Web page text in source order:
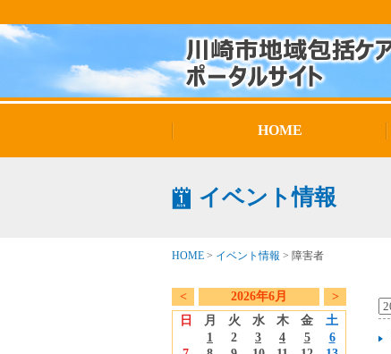
HOME
イベント情報
HOME > イベント情報 > 障害者
< 2026年6月
>
日
月 火 水 木 金
土
1
2 3 4 5
6